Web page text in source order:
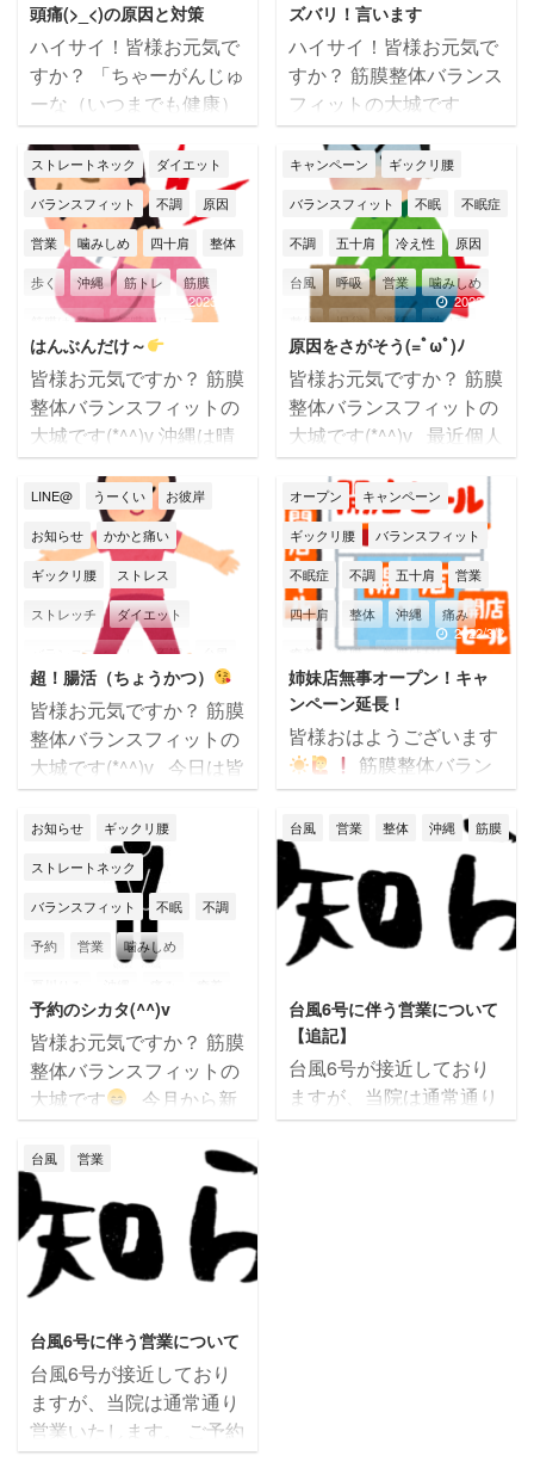
那覇市 頭痛
頭痛(>_<)の原因と対策
ハイサイ！皆様お元気で
すか？ 「ちゃーがんじゅ
ーな（いつまでも健康）
人生を！」 筋膜整体バラ
ンスフィットの大城です
(*^^)v ついにジメジメ・
ムシムシの沖縄の梅雨、
やってきましたね～
(^▽^;) 天気が不安定だと
気圧の変化で頭痛など、
辛い症状が出やすい方も
多いかと思います。 そこ
で今回のテーマは・・・
【頭痛の原因と対策】 で
す✌低気圧の影響や片
頭痛持ちなど、頭痛でお
悩みの方は多いですよね
～
頭痛は「脳の問
題」と ...
筋膜はがし 筋膜リリース
筋膜整体 肩こり 肩痛 腰痛
膝痛 自律神経失調症 苦しい
身体不調 辛い 那覇市
骨盤矯正
ズバリ！言います
ハイサイ！皆様お元気で
すか？ 筋膜整体バランス
フィットの大城です
(*^^)v ι(´Д｀υ)ｱﾂｨｰ 夏本
番の沖縄・・・朝からセ
ミの声がすごいです
夏バテしないように気を
付けましょうね～ 今日
のテーマは 【ナゼ枕が合
わない？】 です
施術
をしてると 「枕が合わな
いんですよ〜」 とか、
「朝ぜんぜん疲れが取れ
てない」 など枕でお悩み
の方多いです。 ナゼ枕
が合わないのか？ ズバ
リ！言います！ 「身体が
悪いからです」 &n ...
ストレートネック ダイエット
バランスフィット 不調 原因
営業 噛みしめ 四十肩 整体
歩く 沖縄 筋トレ 筋膜
筋膜はがし 筋膜リリース
肩こり 肩甲骨
膝痛 自律神経失調症 足を組む
身体不調 辛い 那覇市 頭痛
首痛 骨盤矯正
2023/4/10
はんぶんだけ～
皆様お元気ですか？ 筋膜
整体バランスフィットの
大城です(*^^)v 沖縄は晴
明際（シーミー）の時期
になりました！ シーミ
ーをご存じない方の為に
ちょっと解説
シーミ
ーとはご先祖様のお墓を
掃除して、親戚一同が集
まってお墓の前でご飯を
食べたりします。 ご先祖
様の供養と子孫が元気に
仲良く暮らしてますよ
と、ご報告する意味も込
められているようで、沖
ている行事です(*^-^*) 準
備とかは色々大変です
が、ご先祖様を身近に感
じられるとてもいい行事
だと思います ...
キャンペーン ギックリ腰
バランスフィット 不眠 不眠症
不調 五十肩 冷え性 原因
台風 呼吸 営業 噛みしめ
整体 旧盆 沖縄 独り言
痛み 筋膜 肩こり 肩痛
腰痛 膝 膝痛 臨時休業
自律神経失調症 那覇市 頭痛
骨盤矯正
2023/3/7
原因をさがそう(=ﾟωﾟ)ﾉ
皆様お元気ですか？ 筋膜
整体バランスフィットの
大城です(*^^)v 最近個人
的にバタバタしておりま
して、少し更新の間が空
いてしまいました・・・
また少しずつ投稿さ
せて頂きますね(*^-^*)
しかし３月に入ってから
はもう沖縄は暑くなって
きました～ι(´Д｀υ)ｱﾂｨｰ
朝晩はまだひんやりしま
すが、昼間の車はクーラ
ーガンガン必要になって
ます。 もう春？夏が近い
のテーマは【ギックリ腰
になりやすい人】です ...
LINE@ うーくい お彼岸
お知らせ かかと痛い
ギックリ腰 ストレス
ストレッチ ダイエット
バランスフィット 不調
呼吸 営業 噛みしめ 四十肩
夏川りみ 沖縄 独り言 痛み
筋膜 肩こり 肩甲骨 腰痛
頭痛 首こり
超！腸活（ちょうかつ）
皆様お元気ですか？ 筋膜
整体バランスフィットの
大城です(*^^)v 今日は皆
様にお知らせです！ 当院
で【腸活】始めました
(´▽｀*) 腸活とはバラ
ンスの良い食生活や適度
な運動などによって、腸
内環境（腸内フローラ）
を整える事です(^^)v
腸内フローラとは？ 人間
の身体の腸内には腸内細
菌が約100種類・100兆
個の細菌が生息している
と言われています
な
菌が種類ごとびっしり腸
内の壁面に生息していま
す。 ...
オープン キャンペーン
ギックリ腰 バランスフィット
不眠症 不調 五十肩 営業
四十肩 整体 沖縄 痛み
筋膜 筋膜はがし
筋膜リリース 筋膜整体 肩こり
肩甲骨 肩痛 腰痛 膝痛
自律神経 辛い 那覇国場店
2022/3/2
姉妹店無事オープン！キャ
ンペーン延長！
皆様おはようございます
筋膜整体バラン
スフィットの大城です
(^^)/ 先日まで姉妹店
「筋膜整体カピリナ」の
オープニングキャンペー
ン応援の為 しばらくお休
みを頂いてましたが、バ
ランスフィット営業再開
舗オープンに伴うお手伝
い、頑張ってきましたよ
～♪ しかしなかなか疲
れました
慣れない事
お知らせ ギックリ腰
ストレートネック
バランスフィット 不眠 不調
予約 営業 噛みしめ
筋トレ 筋膜 筋膜はがし
筋膜リリース 肩こり 腰痛
那覇市 頭痛 骨盤矯正
予約のシカタ(^^)v
皆様お元気ですか？ 筋膜
整体バランスフィットの
大城です
今月から新
しい予約システムを導入
して以降、多くのお客様
にご予約頂きました(^^)v
本当にありがとうござい
ます
今日は問い合
わせが多かった箇所につ
いてお答えします
予約状況などを確認した
い場合は 最初に【お客
様情報の登録】が必要で
す。 「お名前」→「カ
ナ入力」→「電話番号」
台風 営業 整体 沖縄 筋膜
台風6号に伴う営業について
【追記】
台風6号が接近しており
ますが、当院は通常通り
営業いたします。 明日も
台風 営業
台風6号に伴う営業について
台風6号が接近しており
ますが、当院は通常通り
営業いたします。 ご予約
されているお客様は、天